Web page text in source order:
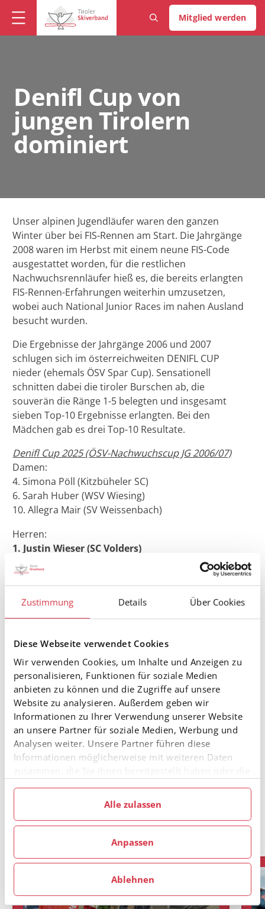
Zustimmung Details Über Cookies
Diese Webseite verwendet Cookies
Wir verwenden Cookies, um Inhalte und Anzeigen zu
personalisieren, Funktionen für soziale Medien
anbieten zu können und die Zugriffe auf unsere
Website zu analysieren. Außerdem geben wir
Informationen zu Ihrer Verwendung unserer Website
an unsere Partner für soziale Medien, Werbung und
Analysen weiter. Unsere Partner führen diese
Informationen möglicherweise mit weiteren Daten
Alle zulassen
Anpassen
Ablehnen
Mitglied werden
Denifl Cup von
jungen Tirolern
dominiert
Unser alpinen Jugendläufer waren den ganzen
Winter über bei FIS-Rennen am Start. Die Jahrgänge
2008 waren im Herbst mit einem neune FIS-Code
ausgestattet worden, für die restlichen
Nachwuchsrennläufer hieß es, die bereits erlangten
FIS-Rennen-Erfahrungen weiterhin umzusetzen,
wobei auch National Junior Races im nahen Ausland
besucht wurden.
Die Ergebnisse der Jahrgänge 2006 und 2007
schlugen sich im österreichweiten DENIFL CUP
nieder (ehemals ÖSV Spar Cup). Sensationell
schnitten dabei die tiroler Burschen ab, die
souverän die Ränge 1-5 belegten und insgesamt
sieben Top-10 Ergebnisse erlangten. Bei den
Mädchen gab es drei Top-10 Resultate.
Denifl Cup 2025 (ÖSV-Nachwuchscup JG 2006/07)
Damen:
4. Simona Pöll (Kitzbüheler SC)
6. Sarah Huber (WSV Wiesing)
10. Allegra Mair (SV Weissenbach)
Herren:
1. Justin Wieser (SC Volders)
2. Luis Tönig (SC St. Johann)
3. Noah Haas (WSV Weerberg)
4. Lukas Scharf (SC Westendorf)
5. Yannick Mangweth (SK Nauders)
7. Johannes Partel (SC Kirchberg)
National gab es folgende Medaillen bei den
Österreichischen Jugendmeisterschaften:
Johanna Pedrolini (SC Nauders) U18w: Gold im
Slalom
Johannes Partel U18m: Gold in Super-G, Gold in der
Abfahrt, Bronze im Riesenslalom
Elisabeth Kucera (SC Ellmau) U21w: Gold im Slalom
Rafael Zangerl U21m: Silber in Slalom und Silber im
Riesenslalom
Hier einige Podesplätze unsere jungen Tirolerinnen
und Tiroler bei FIS-Rennen vom Winter 24/25.